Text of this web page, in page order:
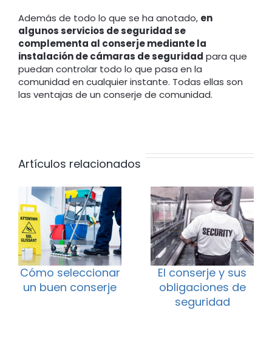
Además de todo lo que se ha anotado, en
algunos servicios de seguridad se
complementa al conserje mediante la
instalación de cámaras de seguridad para que
puedan controlar todo lo que pasa en la
comunidad en cualquier instante. Todas ellas son
las ventajas de un conserje de comunidad.
Artículos relacionados
y sus
de
La jornada del
conserje: cómo
establecerla
¿Qué
tiene un